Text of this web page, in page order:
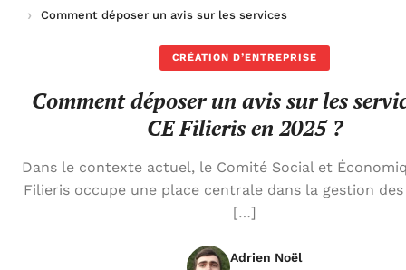
Comment déposer un avis sur les services du CE Filieris en
CRÉATION D’ENTREPRISE
Comment déposer un avis sur les
CE Filieris en 2025 ?
Dans le contexte actuel, le Comité Social et
Filieris occupe une place centrale dans la gestion
[…]
Adrien Noël